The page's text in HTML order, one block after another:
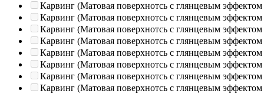
Карвинг (Матовая поверхнотсь с глянцевым эффектом
Карвинг (Матовая поверхнотсь с глянцевым эффектом
Карвинг (Матовая поверхнотсь с глянцевым эффектом
Карвинг (Матовая поверхнотсь с глянцевым эффектом
Карвинг (Матовая поверхнотсь с глянцевым эффектом
Карвинг (Матовая поверхнотсь с глянцевым эффектом
Карвинг (Матовая поверхнотсь с глянцевым эффектом
Карвинг (Матовая поверхнотсь с глянцевым эффектом